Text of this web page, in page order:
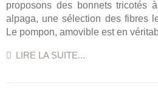
proposons des bonnets tricotés
alpaga, une sélection des fibres
Le pompon, amovible est en
LIRE LA SUITE...